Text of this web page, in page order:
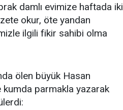
damlı evimize haftada iki
okur, öte yandan
ilgili fikir sahibi olma
ölen büyük Hasan
kumda parmakla yazarak